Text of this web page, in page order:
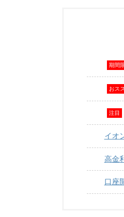
期間
おス
注目
イオ
高金
口座